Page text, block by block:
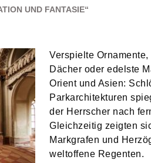
UND FANTASIE“
Verspielte
Dächer oder edelste
Orient und Asien:
Parkarchitekturen
der Herrscher nach
Gleichzeitig zeigten
Markgrafen und
weltoffene Regenten.